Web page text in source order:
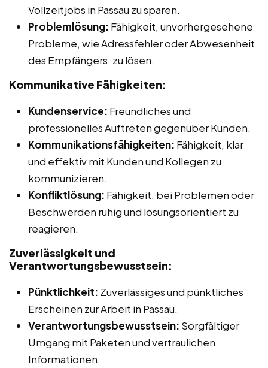
Vollzeitjobs in Passau zu sparen.
Problemlösung: Fähigkeit, unvorhergesehene
Probleme, wie Adressfehler oder Abwesenheit
des Empfängers, zu lösen.
Kommunikative Fähigkeiten:
Kundenservice: Freundliches und
professionelles Auftreten gegenüber Kunden.
Kommunikationsfähigkeiten: Fähigkeit, klar
und effektiv mit Kunden und Kollegen zu
kommunizieren.
Konfliktlösung: Fähigkeit, bei Problemen oder
Beschwerden ruhig und lösungsorientiert zu
reagieren.
Zuverlässigkeit und
Verantwortungsbewusstsein:
Pünktlichkeit: Zuverlässiges und pünktliches
Erscheinen zur Arbeit in Passau.
Verantwortungsbewusstsein: Sorgfältiger
Umgang mit Paketen und vertraulichen
Informationen.